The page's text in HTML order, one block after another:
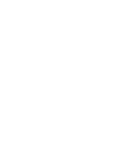
материалов и оборудования